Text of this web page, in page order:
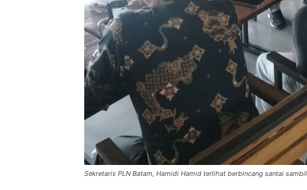
Sekretaris PLN Batam, Hamidi Hamid terlihat berbincang santai